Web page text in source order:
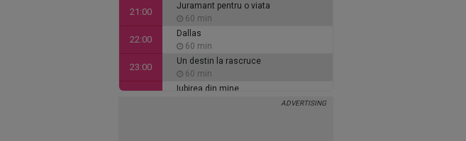
21:00
Juramant pentru o viata
60 min
22:00
Dallas
60 min
23:00
Un destin la rascruce
60 min
Iubirea din mine